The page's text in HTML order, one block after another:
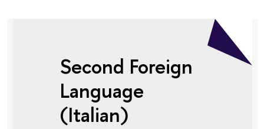
Second Foreign
Language
(Italian)